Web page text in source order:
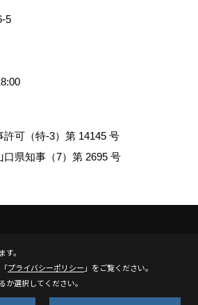
5
可（特-3）第 14145 号
口県知事（7）第 2695 号
All Rights Reserved.
イト
。
プライバシーポリシー 」をご覧ください。
選択してください。